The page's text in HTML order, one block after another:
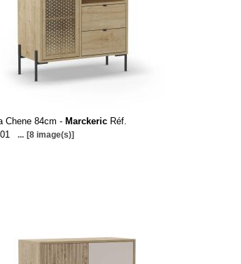
Chene 84cm - Marckeric Réf.
... [8 image(s)]